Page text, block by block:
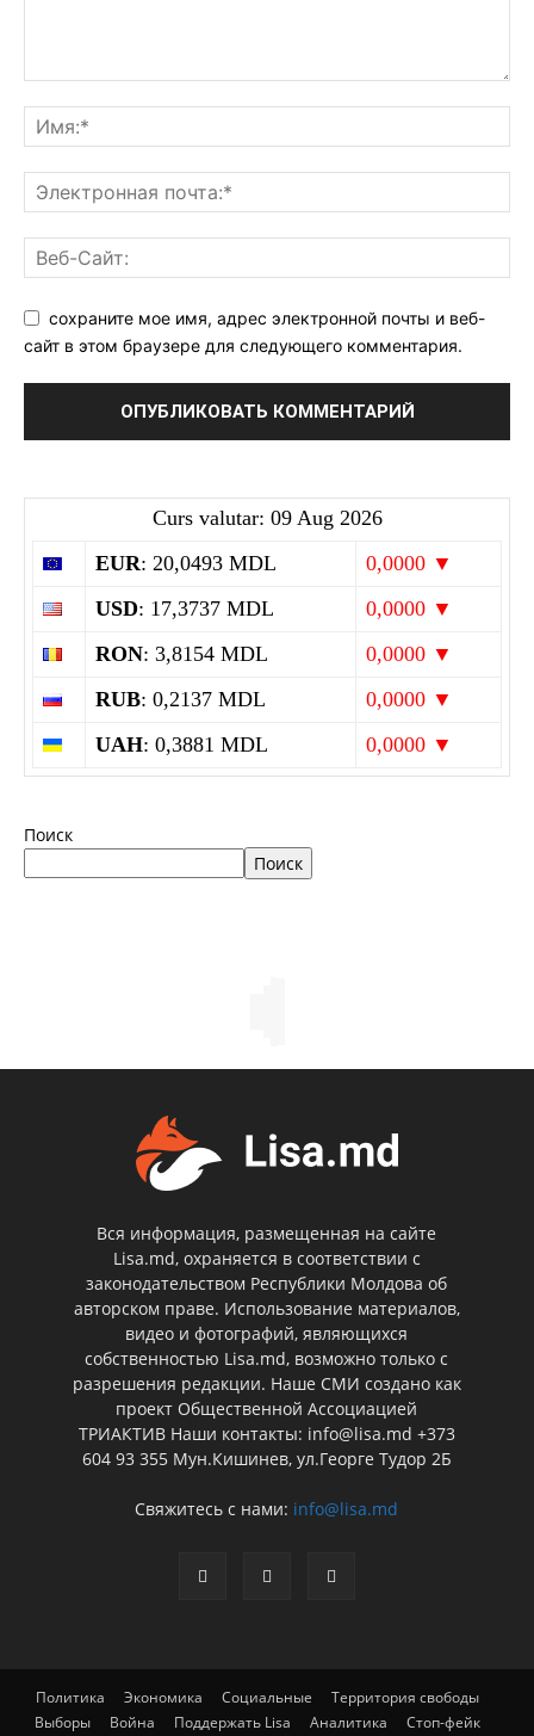
сохраните мое имя, адрес электронной почты и веб-
сайт в этом браузере для следующего комментария.
Curs valutar: 09 Aug 2026
EUR: 20,0493 MDL
0,0000 ▼
USD: 17,3737 MDL
0,0000 ▼
RON: 3,8154 MDL
0,0000 ▼
RUB: 0,2137 MDL
0,0000 ▼
UAH: 0,3881 MDL 0,0000 ▼
Поиск
Поиск
Вся информация, размещенная на сайте
Lisa.md, охраняется в соответствии с
законодательством Республики Молдова об
авторском праве. Использование материалов,
видео и фотографий, являющихся
собственностью Lisa.md, возможно только с
разрешения редакции. Наше СМИ создано как
проект Общественной Ассоциацией
ТРИАКТИВ Наши контакты: info@lisa.md +373
604 93 355 Мун.Кишинев, ул.Георге Тудор 2Б
Свяжитесь с нами: info@lisa.md
Политика Экономика Социальные
Территория свободы
Выборы
Война Поддержать Lisa Аналитика Стоп-фейк